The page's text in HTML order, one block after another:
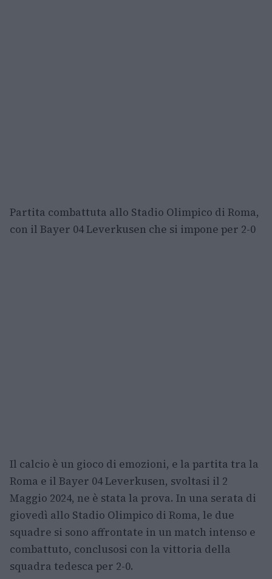
Partita combattuta allo Stadio Olimpico di Roma,
con il Bayer 04 Leverkusen che si impone per 2-0
Il calcio è un gioco di emozioni, e la partita tra la
Roma e il Bayer 04 Leverkusen, svoltasi il 2
Maggio 2024, ne è stata la prova. In una serata di
giovedì allo Stadio Olimpico di Roma, le due
squadre si sono affrontate in un match intenso e
combattuto, conclusosi con la vittoria della
squadra tedesca per 2-0.